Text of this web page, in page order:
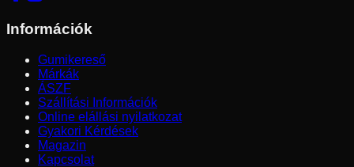
Információk
Gumikereső
Márkák
ÁSZF
Szállítási Információk
Online elállási nyilatkozat
Gyakori Kérdések
Magazin
Kapcsolat